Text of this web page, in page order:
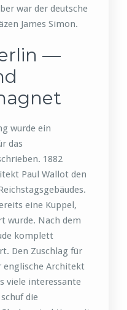
war der deutsche
James Simon.
—
wurde ein
das
1882
Paul Wallot den
eine Kuppel,
wurde. Nach dem
komplett
Den Zuschlag für
englische Architekt
viele interessante
die